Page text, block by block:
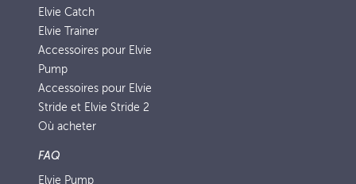
Elvie Catch
Elvie Trainer
Accessoires pour Elvie
Pump
Accessoires pour Elvie
Stride et Elvie Stride 2
Où acheter
FAQ
Elvie Pump